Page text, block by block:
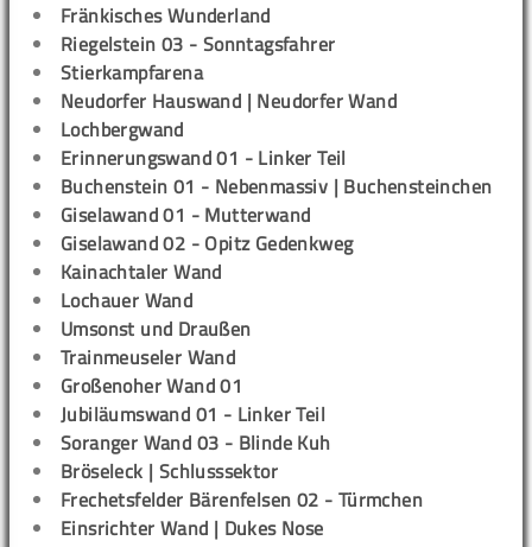
Fränkisches Wunderland
Riegelstein 03 - Sonntagsfahrer
Stierkampfarena
Neudorfer Hauswand | Neudorfer Wand
Lochbergwand
Erinnerungswand 01 - Linker Teil
Buchenstein 01 - Nebenmassiv | Buchensteinchen
Giselawand 01 - Mutterwand
Giselawand 02 - Opitz Gedenkweg
Kainachtaler Wand
Lochauer Wand
Umsonst und Draußen
Trainmeuseler Wand
Großenoher Wand 01
Jubiläumswand 01 - Linker Teil
Soranger Wand 03 - Blinde Kuh
Bröseleck | Schlusssektor
Frechetsfelder Bärenfelsen 02 - Türmchen
Einsrichter Wand | Dukes Nose